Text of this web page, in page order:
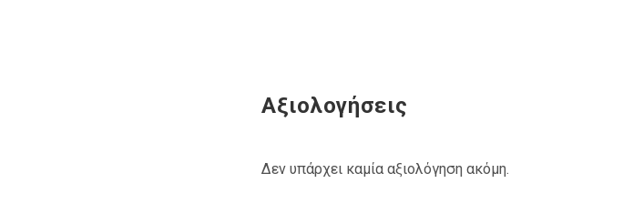
Αξιολογήσεις
Δεν υπάρχει καμία αξιολόγηση ακόμη.